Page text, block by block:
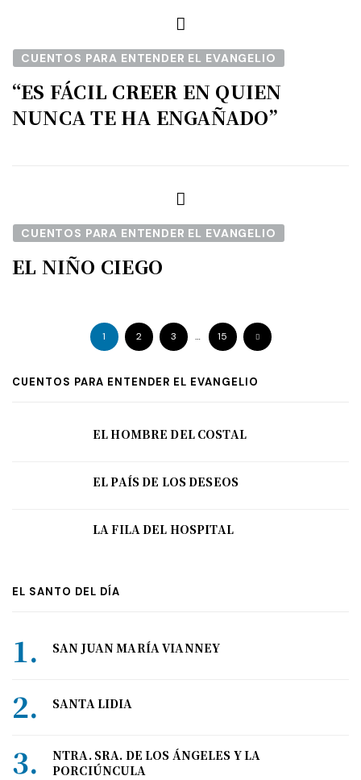
CUENTOS PARA ENTENDER EL EVANGELIO
“ES FÁCIL CREER EN QUIEN
NUNCA TE HA ENGAÑADO”
CUENTOS PARA ENTENDER EL EVANGELIO
EL NIÑO CIEGO
1 2 3 … 15
CUENTOS PARA ENTENDER EL EVANGELIO
EL HOMBRE DEL COSTAL
EL PAÍS DE LOS DESEOS
LA FILA DEL HOSPITAL
EL SANTO DEL DÍA
SAN JUAN MARÍA VIANNEY
SANTA LIDIA
NTRA. SRA. DE LOS ÁNGELES Y LA
PORCIÚNCULA